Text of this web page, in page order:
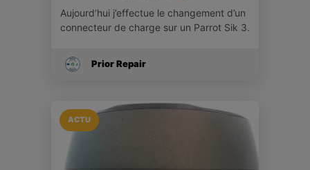
Aujourd’hui j’effectue le changement d’un
connecteur de charge sur un Parrot Sik 3.
Prior Repair
ACTU